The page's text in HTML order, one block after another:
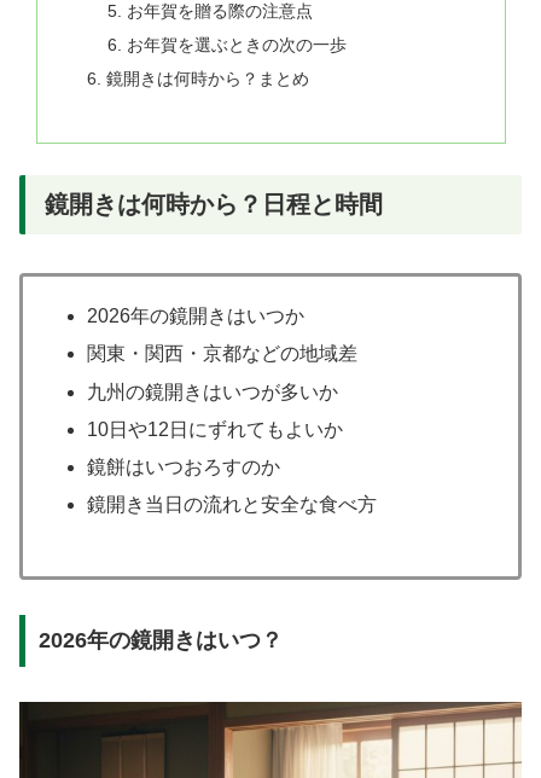
お年賀を贈る際の注意点
お年賀を選ぶときの次の一歩
鏡開きは何時から？まとめ
鏡開きは何時から？日程と時間
2026年の鏡開きはいつか
関東・関西・京都などの地域差
九州の鏡開きはいつが多いか
10日や12日にずれてもよいか
鏡餅はいつおろすのか
鏡開き当日の流れと安全な食べ方
2026年の鏡開きはいつ？